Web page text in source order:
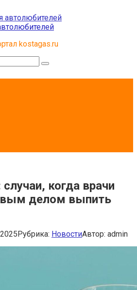
kostagas.ru
когда врачи
делом выпить
Рубрика: НовостиАвтор: admin